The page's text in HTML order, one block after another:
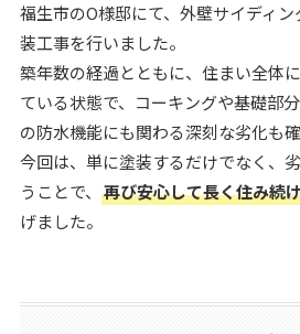
福生市のO様邸にて、外壁サイディ
装工事を行いました。
築年数の経過とともに、住まい全体
ている状態で、コーキングや基礎部
の防水機能にも関わる深刻な劣化も
今回は、単に塗装するだけでなく、
うことで、 再び安心して長く住み続
げました。